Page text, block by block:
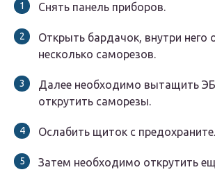
Снять панель приборов.
Открыть бардачок, внутри него
несколько саморезов.
Далее необходимо вытащить
открутить саморезы.
Ослабить щиток с
Затем необходимо открутить